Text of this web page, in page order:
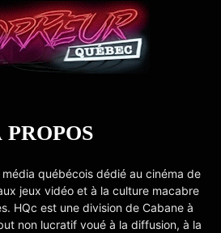
PROPOS
québécois dédié au cinéma de
jeux vidéo et à la culture macabre
HQc est une division de Cabane à
non lucratif voué à la diffusion, à la